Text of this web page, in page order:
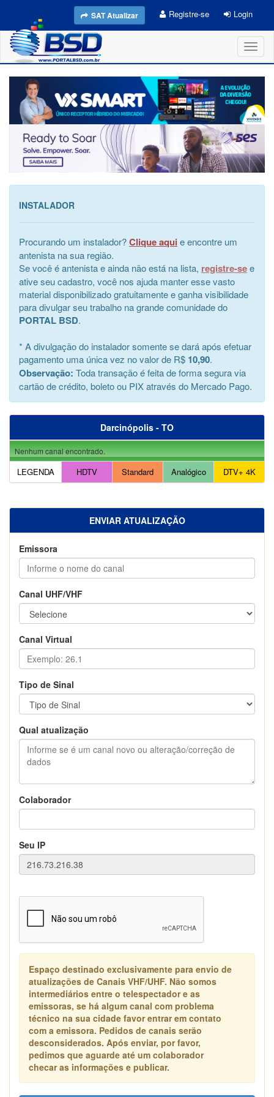
SAT Atualizar Registre-se Login
INSTALADOR
Procurando um instalador?Clique aqui e encontre um
antenista na sua região.
Se você é antenista e ainda não está na lista, registre-see
ative seu cadastro, você nos ajuda manter esse vasto
material disponibilizado gratuitamente e ganha visibilidade
para divulgar seu trabalho na grande comunidade do
PORTAL BSD.
* A divulgação do instalador somente se dará após efetuar
pagamento uma única vez no valor de R$ 10,90.
Observação: Toda transação é feita de forma segura via
cartão de crédito, boleto ou PIX através do Mercado Pago.
Darcinópolis - TO
Nenhum canal encontrado.
LEGENDA HDTV Standard Analógico DTV+ 4K
ENVIAR ATUALIZAÇÃO
Emissora
Canal UHF/VHF
Canal Virtual
Tipo de Sinal
Qual atualização
Colaborador
Seu IP
Espaço destinado exclusivamente para envio de
atualizações de Canais VHF/UHF. Não somos
intermediários entre o telespectador e as
emissoras, se há algum canal com problema
técnico na sua cidade favor entrar em contato
com a emissora. Pedidos de canais serão
desconsiderados. Após enviar, por favor,
pedimos que aguarde até um colaborador
checar as informações e publicar.